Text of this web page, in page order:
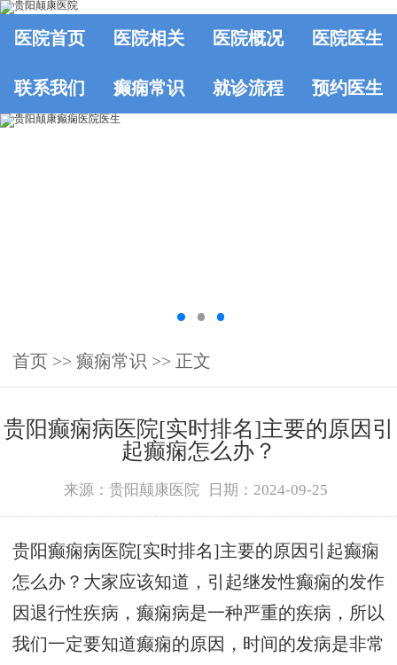
医院首页 医院相关 医院概况 医院医生
联系我们 癫痫常识 就诊流程 预约医生
首页 >> 癫痫常识 >> 正文
贵阳癫痫病医院[实时排名]主要的原因引
起癫痫怎么办？
来源：贵阳颠康医院 日期：2024-09-25
贵阳癫痫病医院[实时排名]主要的原因引起癫痫
怎么办？大家应该知道，引起继发性癫痫的发作
因退行性疾病，癫痫病是一种严重的疾病，所以
我们一定要知道癫痫的原因，时间的发病是非常